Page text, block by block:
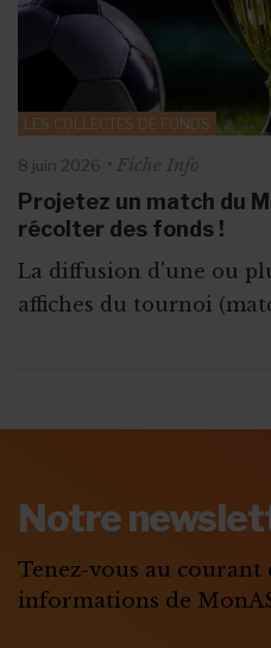
LES COLLECTES DE FONDS
8 juin 2026 Fiche Info
Projetez un match du
récolter des fonds !
La diffusion d'une ou
affiches du tournoi
MONASBL.BE
S'ABONNER
Notre
Tenez-vous au courant
informations de